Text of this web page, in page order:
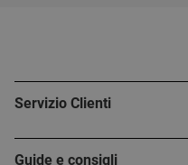
Servizio Clienti
Guide e consigli